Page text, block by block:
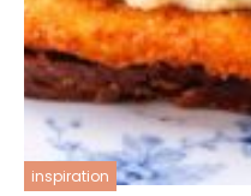
inspiration